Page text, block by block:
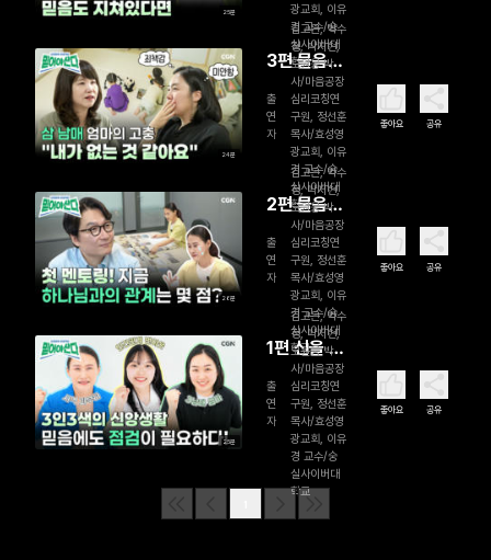
25분
광교회, 이유
경 교수/숭
실사이버대
학교
24분
3편 물음표
상담소 2
출
연
자
김고은, 박수
정, 박지현,
오원웅 박
사/마음공장
심리코칭연
구원, 정선훈
목사/효성영
광교회, 이유
경 교수/숭
실사이버대
학교
좋아요 공유
26분
2편 물음표
상담소 1
출
연
자
김고은, 박수
정, 박지현,
오원웅 박
사/마음공장
심리코칭연
구원, 정선훈
목사/효성영
광교회, 이유
경 교수/숭
실사이버대
학교
좋아요 공유
25분
1편 신을 잊
은 그대에
게
출
연
자
김고은, 박수
정, 박지현,
오원웅 박
사/마음공장
심리코칭연
구원, 정선훈
목사/효성영
광교회, 이유
경 교수/숭
실사이버대
학교
좋아요 공유